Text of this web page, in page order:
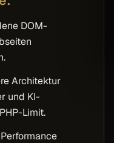
DOM-
Architektur
und KI-
Limit.